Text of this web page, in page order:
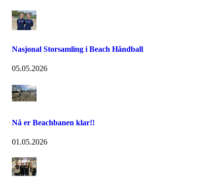
Nasjonal Storsamling i Beach Håndball
05.05.2026
Nå er Beachbanen klar!!
01.05.2026